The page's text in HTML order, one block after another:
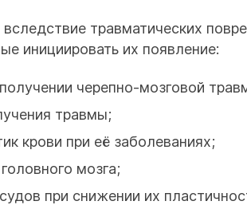
травматических
инициировать их появление:
черепно-мозговой
травмы;
крови при её заболеваниях;
мозга;
при снижении их